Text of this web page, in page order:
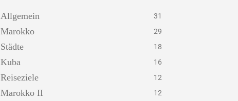
Allgemein 31
Marokko 29
Städte 18
Kuba 16
Reiseziele 12
Marokko II 12